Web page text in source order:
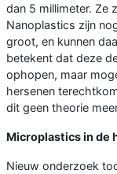
dan 5 millimeter. Ze
Nanoplastics zijn
groot, en kunnen
betekent dat deze
ophopen, maar
hersenen
dit geen theorie
Microplastics in de
Nieuw onderzoek